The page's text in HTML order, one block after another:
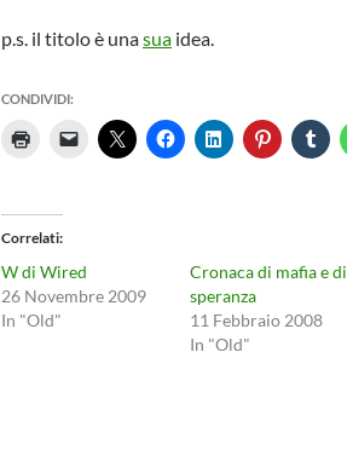
p.s. il titolo è unasua idea.
CONDIVIDI:
Correlati
W di Wired
26 Novembre 2009
In "Old"
Cronaca di mafia e di
speranza
11 Febbraio 2008
In "Old"